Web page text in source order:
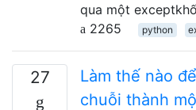
qua một
2265
python
27
Làm thế nào
chuỗi thành